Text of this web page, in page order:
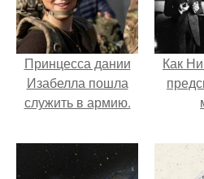
Принцесса дании
Изабелла пошла
служить в армию.
Как